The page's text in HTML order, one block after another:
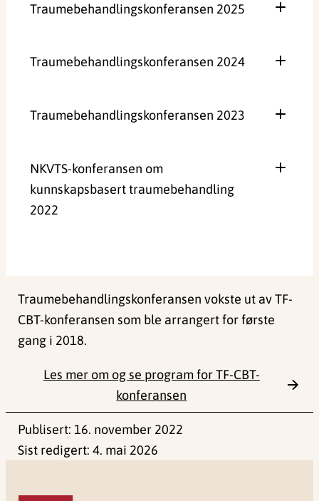
Traumebehandlingskonferansen 2025
Traumebehandlingskonferansen 2024
Traumebehandlingskonferansen 2023
NKVTS-konferansen om
kunnskapsbasert traumebehandling
2022
Traumebehandlingskonferansen vokste ut av TF-
CBT-konferansen som ble arrangert for første
gang i 2018.
Les mer om og se program for TF-CBT-
konferansen
Publisert: 16. november 2022
Sist redigert:4. mai 2026